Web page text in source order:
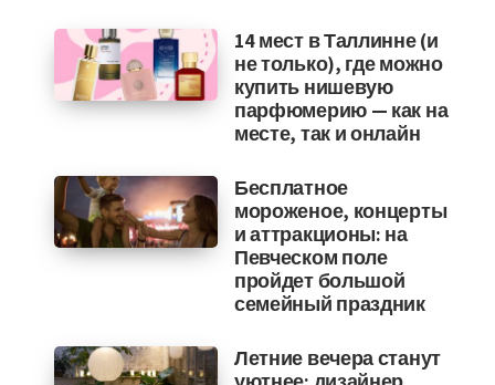
14 мест в Таллинне (и
не только), где можно
купить нишевую
парфюмерию — как на
месте, так и онлайн
Бесплатное
мороженое, концерты
и аттракционы: на
Певческом поле
пройдет большой
семейный праздник
Летние вечера станут